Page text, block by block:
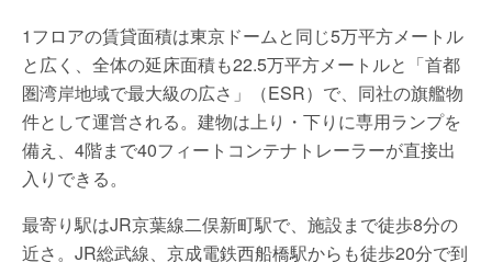
1フロアの賃貸面積は東京ドームと同じ5万平方メートル
と広く、全体の延床面積も22.5万平方メートルと「首都
圏湾岸地域で最大級の広さ」（ESR）で、同社の旗艦物
件として運営される。建物は上り・下りに専用ランプを
備え、4階まで40フィートコンテナトレーラーが直接出
入りできる。
最寄り駅はJR京葉線二俣新町駅で、施設まで徒歩8分の
近さ。JR総武線、京成電鉄⻄船橋駅からも徒歩20分で到